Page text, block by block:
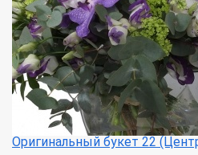
Оригинальный букет 22